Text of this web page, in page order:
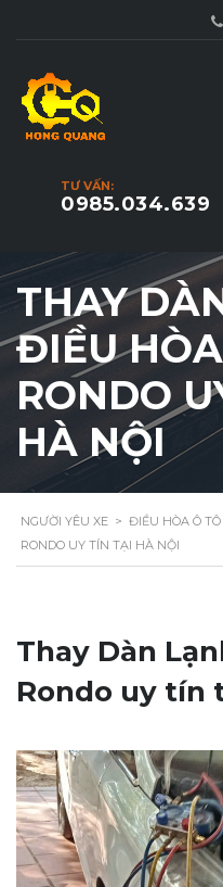
TƯ VẤN:
0985.034.639
THAY
ĐIỀU
RONDO
HÀ NỘI
NGƯỜI YÊU XE > ĐIỀU HÒA Ô TÔ
RONDO UY TÍN TẠI HÀ NỘI
Thay Dàn
Rondo uy tín